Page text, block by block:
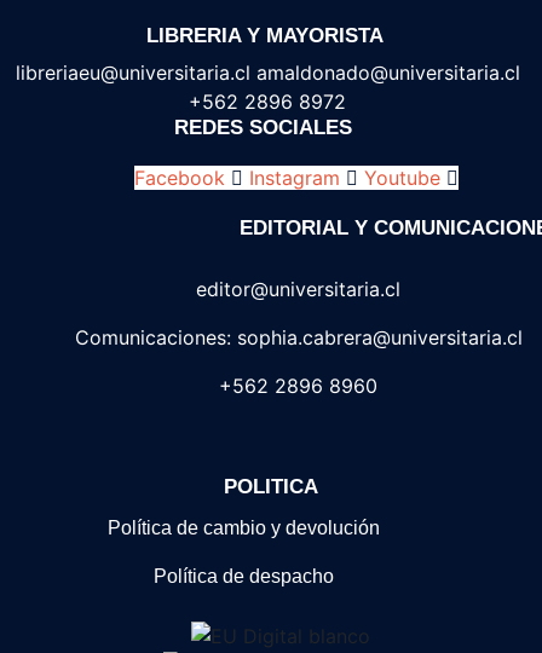
LIBRERIA Y MAYORISTA
libreriaeu@universitaria.cl amaldonado@universitaria.cl
+562 2896 8972
REDES SOCIALES
Facebook Instagram Youtube
EDITORIAL Y
editor@universitaria.cl
Comunicaciones: sophia.cabrera@universitaria.cl
+562 2896 8960
POLITICA
Política de cambio y devolución
Política de despacho